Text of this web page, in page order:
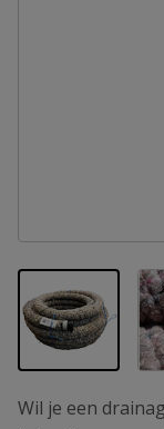
View
Wil je een